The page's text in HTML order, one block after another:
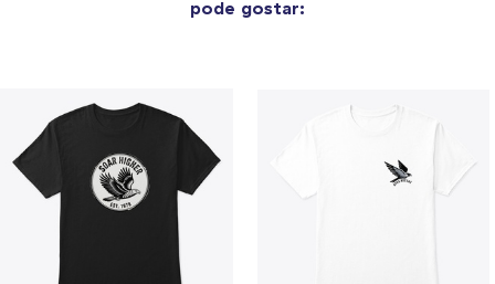
pode gostar: